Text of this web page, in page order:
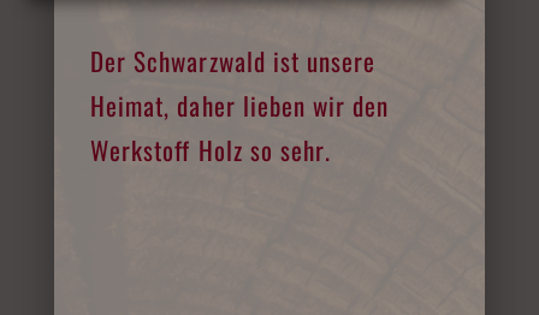
Der Schwarzwald ist unsere
Heimat, daher lieben wir den
Werkstoff Holz so sehr.